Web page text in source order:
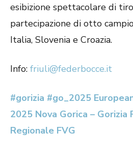
esibizione spettacolare di
partecipazione di otto
Italia, Slovenia e Croazia.
Info: friuli@federbocce.it
#gorizia #go_2025
2025 Nova Gorica – Gorizia
Regionale FVG